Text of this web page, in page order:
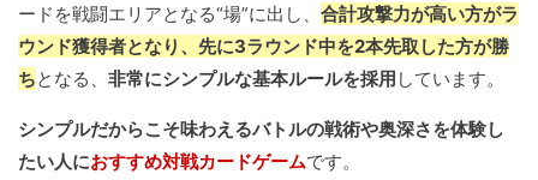
ードを戦闘エリアとなる“場”に出し、 合計攻撃力が高い方がラ
ウンド獲得者となり、先に3ラウンド中を2本先取した方が勝
ちとなる、 非常にシンプルな基本ルールを採用 しています。
シンプルだからこそ味わえるバトルの戦術や奥深さを体験し
たい人におすすめ対戦カードゲームです。